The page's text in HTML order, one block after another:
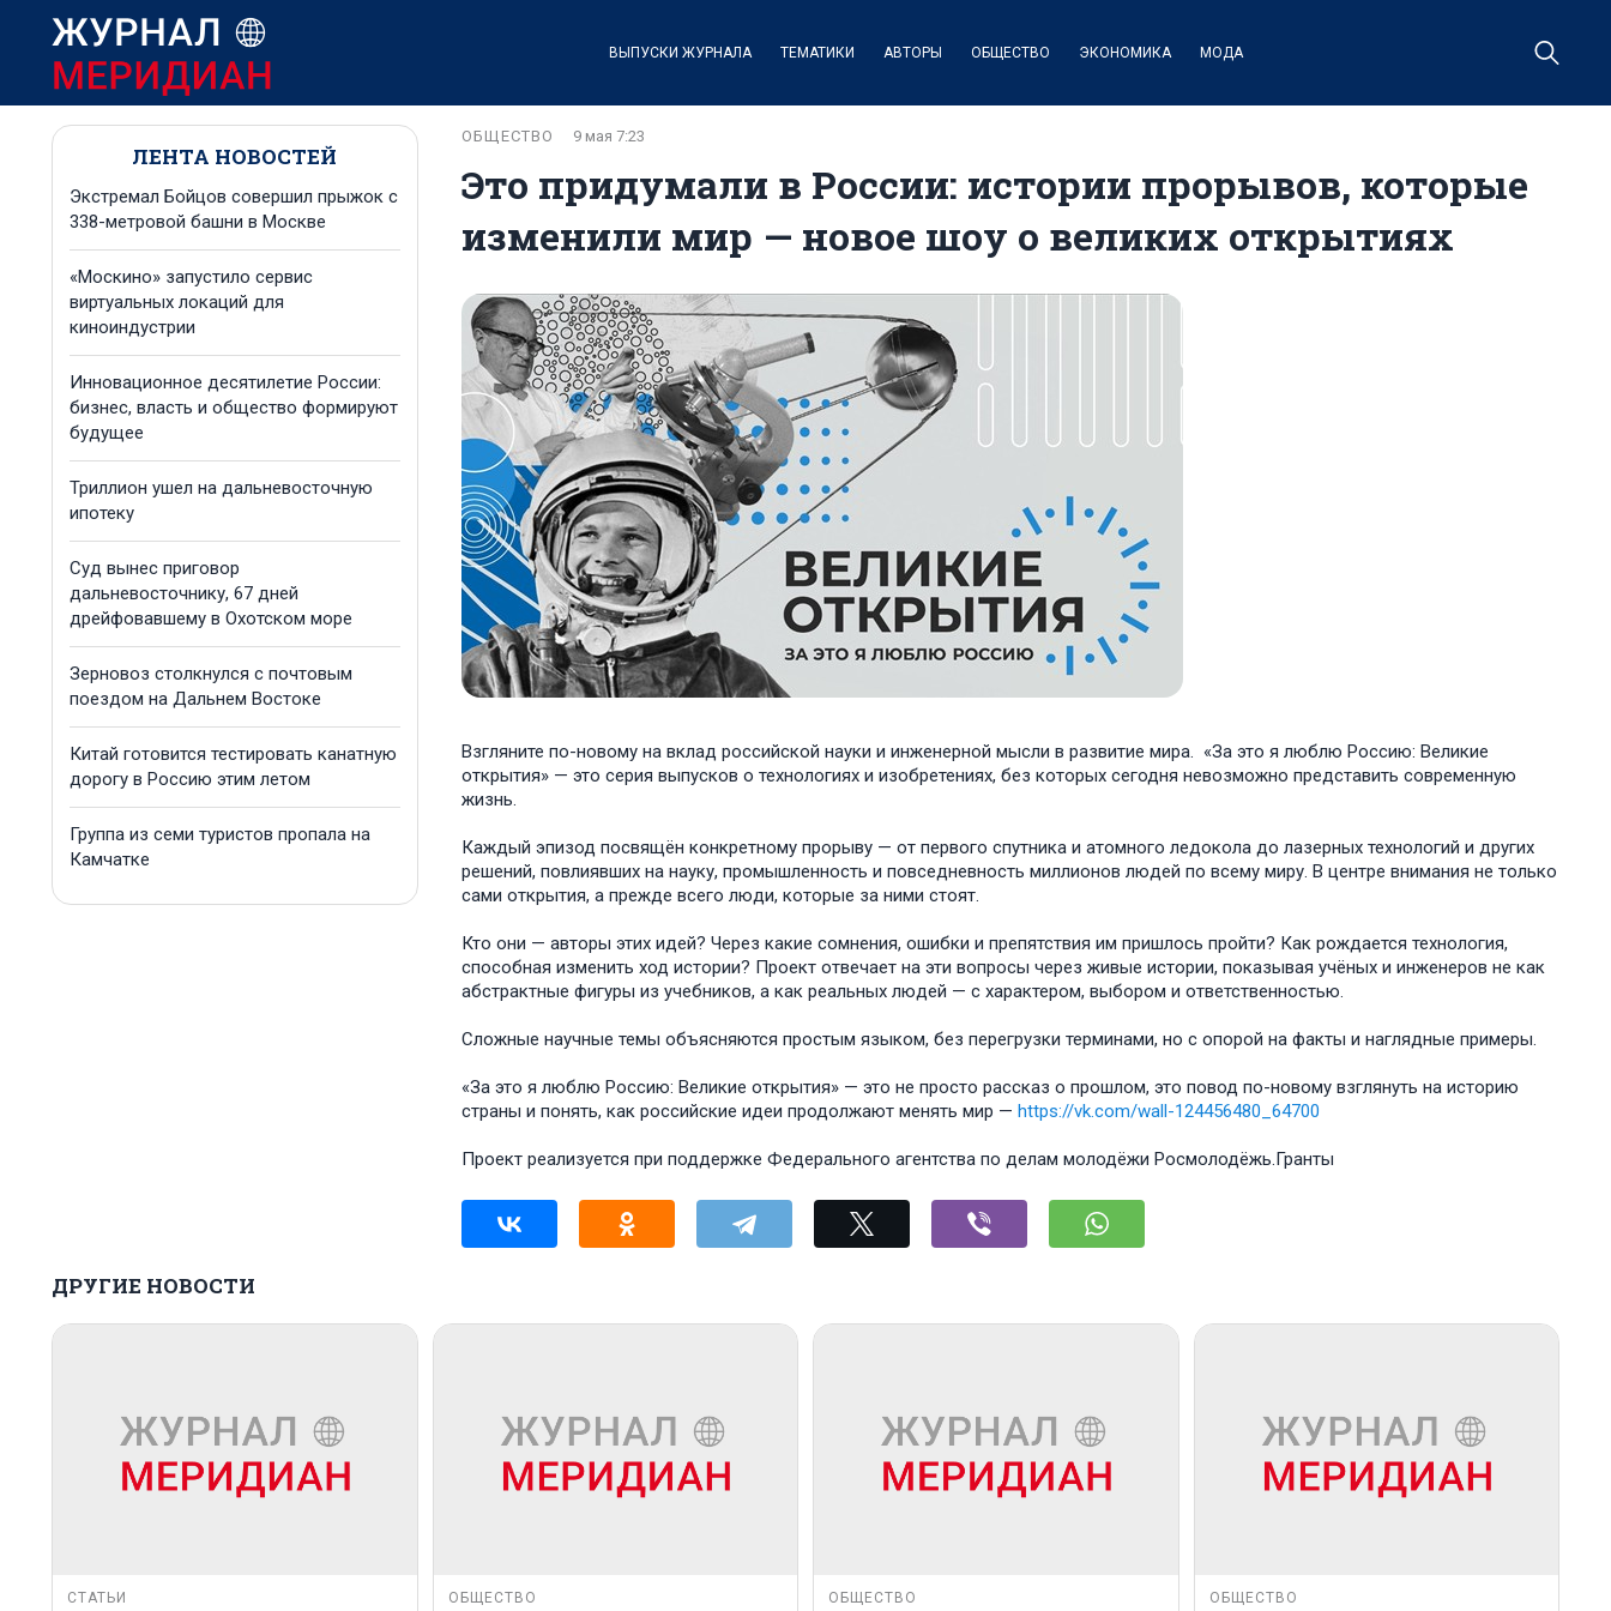
ВЫПУСКИ ЖУРНАЛА ТЕМАТИКИ АВТОРЫ ОБЩЕСТВО ЭКОНОМИКА МОДА
ЛЕНТА НОВОСТЕЙ
Экстремал Бойцов совершил прыжок с
338-метровой башни в Москве
«Москино» запустило сервис
виртуальных локаций для
киноиндустрии
Инновационное десятилетие России:
бизнес, власть и общество формируют
будущее
Триллион ушел на дальневосточную
ипотеку
Суд вынес приговор
дальневосточнику, 67 дней
дрейфовавшему в Охотском море
Зерновоз столкнулся с почтовым
поездом на Дальнем Востоке
Китай готовится тестировать канатную
дорогу в Россию этим летом
Группа из семи туристов пропала на
Камчатке
Это придумали в России: истории прорывов, которые
изменили мир — новое шоу о великих открытиях
ОБЩЕСТВО 9 мая 7:23
Взгляните по-новому на вклад российской науки и инженерной мысли в развитие мира. «За это я люблю Россию: Великие
открытия» — это серия выпусков о технологиях и изобретениях, без которых сегодня невозможно представить современную
жизнь.
Каждый эпизод посвящён конкретному прорыву — от первого спутника и атомного ледокола до лазерных технологий и других
решений, повлиявших на науку, промышленность и повседневность миллионов людей по всему миру. В центре внимания не только
сами открытия, а прежде всего люди, которые за ними стоят.
Кто они — авторы этих идей? Через какие сомнения, ошибки и препятствия им пришлось пройти? Как рождается технология,
способная изменить ход истории? Проект отвечает на эти вопросы через живые истории, показывая учёных и инженеров не как
абстрактные фигуры из учебников, а как реальных людей — с характером, выбором и ответственностью.
Сложные научные темы объясняются простым языком, без перегрузки терминами, но с опорой на факты и наглядные примеры.
«За это я люблю Россию: Великие открытия» — это не просто рассказ о прошлом, это повод по-новому взглянуть на историю
страны и понять, как российские идеи продолжают менять мир — https://vk.com/wall-124456480_64700
Проект реализуется при поддержке Федерального агентства по делам молодёжи Росмолодёжь.Гранты
ДРУГИЕ НОВОСТИ
СТАТЬИ ОБЩЕСТВО ОБЩЕСТВО ОБЩЕСТВО